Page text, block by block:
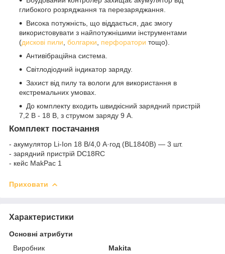
глибокого розряджання та перезаряджання.
Висока потужність, що віддається, дає змогу
використовувати з найпотужнішими інструментами
(дискові пили, болгарки, перфоратори тощо).
Антивібраційна система.
Світлодіодний індикатор заряду.
Захист від пилу та вологи для використання в
екстремальних умовах.
До комплекту входить швидкісний зарядний пристрій
7,2 В - 18 В, з струмом заряду 9 А.
Комплект постачання
- акумулятор Li-Ion 18 В/4,0 А·год (BL1840B) — 3 шт.
- зарядний пристрій DC18RC
- кейс MakPac 1
Приховати
Характеристики
Основні атрибути
Виробник
Makita